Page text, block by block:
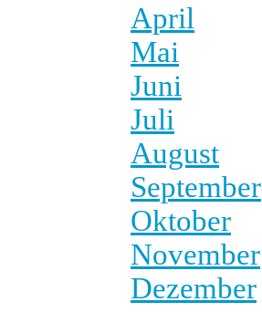
April
Mai
Juni
Juli
August
September
Oktober
November
Dezember